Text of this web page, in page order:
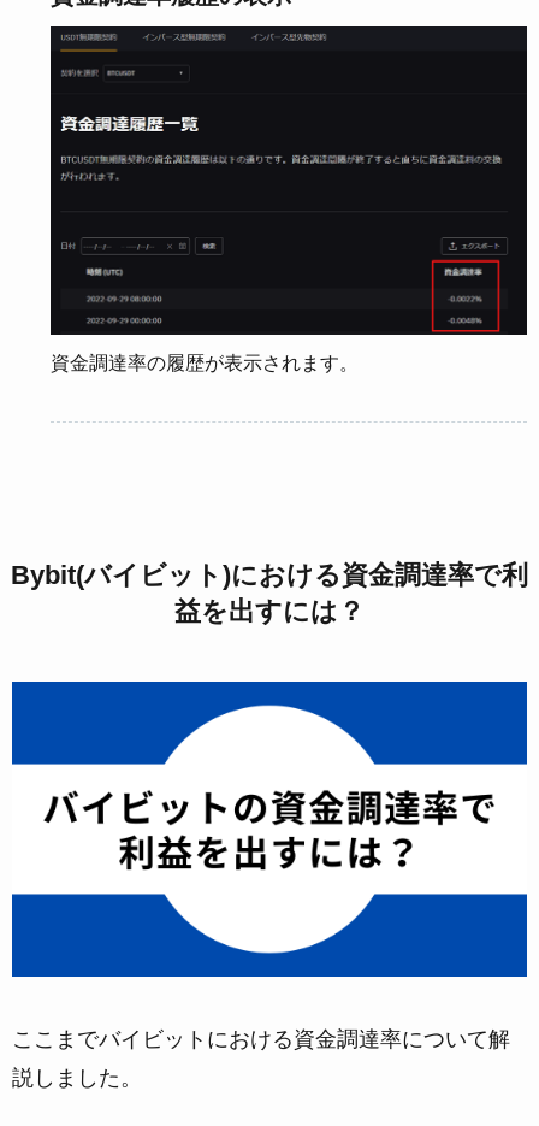
資金調達率の履歴が表示されます。
Bybit(バイビット)における資金調達率で利
益を出すには？
ここまでバイビットにおける資金調達率について解
説しました。